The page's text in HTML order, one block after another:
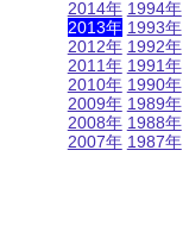
2014年
2013年
2012年
2011年
2010年
2009年
2008年
2007年
1994年
1993年
1992年
1991年
1990年
1989年
1988年
1987年